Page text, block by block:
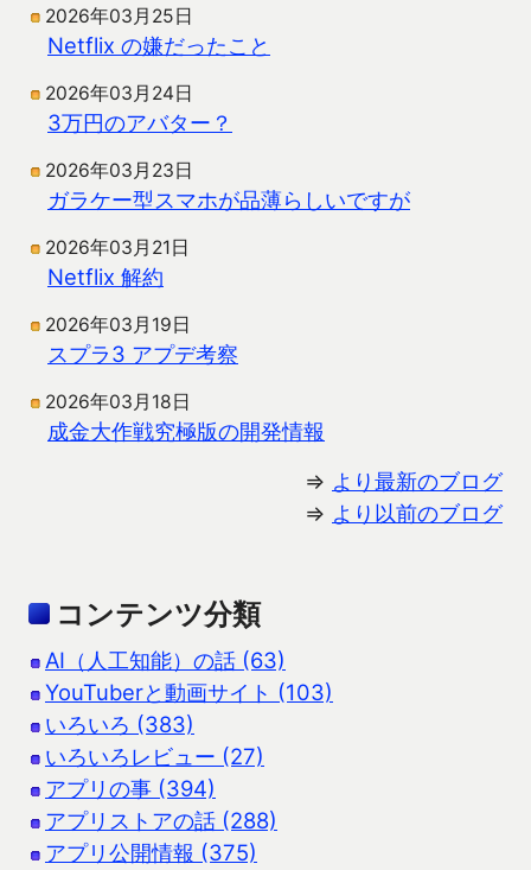
2026年03月25日
Netflix の嫌だったこと
2026年03月24日
3万円のアバター？
2026年03月23日
ガラケー型スマホが品薄らしいですが
2026年03月21日
Netflix 解約
2026年03月19日
スプラ3 アプデ考察
2026年03月18日
成金大作戦究極版の開発情報
⇒ より最新のブログ
⇒ より以前のブログ
コンテンツ分類
AI（人工知能）の話 (63)
YouTuberと動画サイト (103)
いろいろ (383)
いろいろレビュー (27)
アプリの事 (394)
アプリストアの話 (288)
アプリ公開情報 (375)